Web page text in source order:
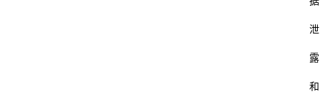
泄
露
和